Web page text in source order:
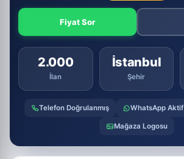
Fiyat Sor
2.000
İlan
İstanbul
Şehir
Telefon Doğrulanmış WhatsApp Aktif
Mağaza Logosu